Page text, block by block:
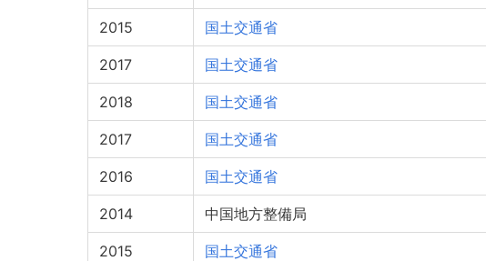
2015 国土交通省
2017 国土交通省
2018 国土交通省
2017 国土交通省
2016 国土交通省
2014 中国地方整備局
2015 国土交通省